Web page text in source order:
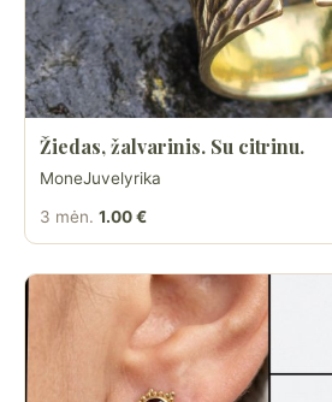
Žiedas, žalvarinis. Su citrinu.
MoneJuvelyrika
3 mėn. 1.00 €